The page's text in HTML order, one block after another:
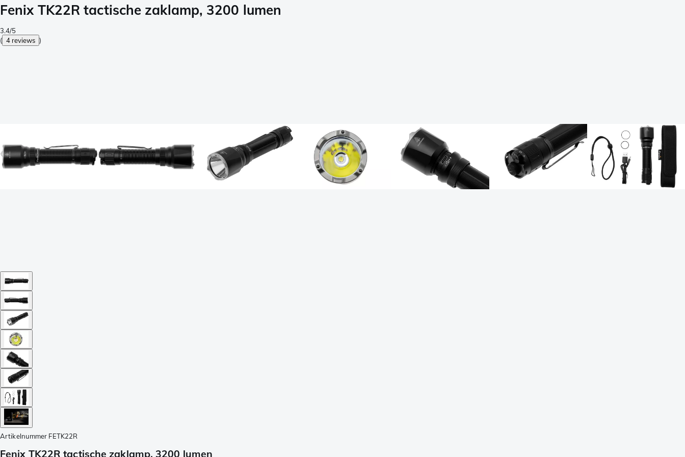
Fenix TK22R tactische zaklamp, 3200 lumen
3.4/5
( 4 reviews )
Artikelnummer FETK22R
Fenix TK22R tactische zaklamp, 3200 lumen